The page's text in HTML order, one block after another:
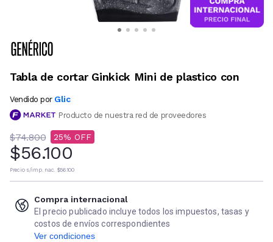
Tabla de cortar Ginkick Mini de plastico con
Vendido por Glic
Producto de nuestra red de proveedores
$74.800 25
$56.100
Precio s/imp. nac. $56.100
Compra internacional
El precio publicado incluye todos los impuestos, tasas y
costos de envíos correspondientes
Ver condiciones